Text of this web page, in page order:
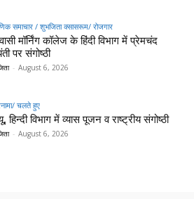
समाचार / शुभजिता क्सासरूम/ रोजगार
मॉर्निंग कॉलेज के हिंदी विभाग में प्रेमचंद
पर संगोष्ठी
- August 6, 2026
चलते हुए
हिन्दी विभाग में व्यास पूजन व राष्ट्रीय संगोष्ठी
- August 6, 2026